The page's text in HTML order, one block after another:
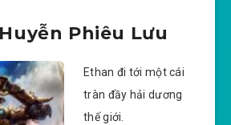
Phiêu Lưu
Ethan đi tới một cái
tràn đầy hải dương
thế giới.